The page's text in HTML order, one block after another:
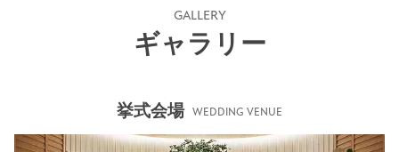
GALLERY
ギャラリー
挙式会場 WEDDING VENUE